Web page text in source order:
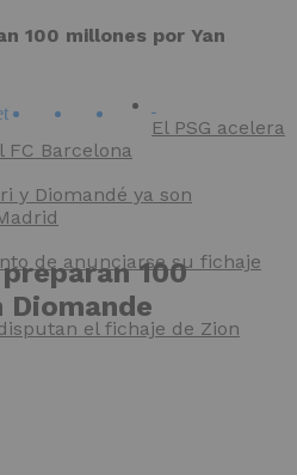
100 millones por Yan
El PSG acelera
Barcelona
y Diomandé ya son
de anunciarse su fichaje
el fichaje de Zion
100
Diomande